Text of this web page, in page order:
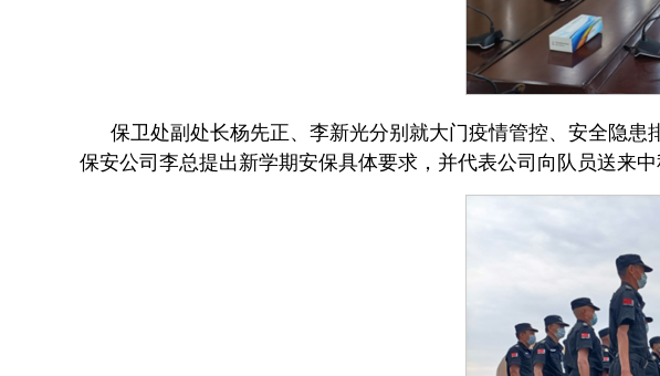
保卫处副处长杨先正、李新光分别就大门疫情管控、安全隐
保安公司李总提出新学期安保具体要求，并代表公司向队员送来中